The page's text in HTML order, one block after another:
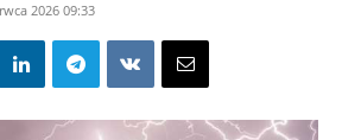
2026 09:33